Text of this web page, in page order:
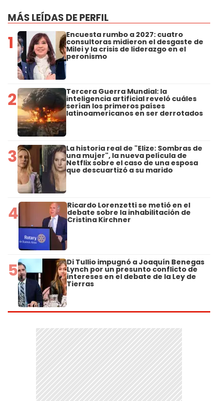
MÁS LEÍDAS DE PERFIL
1 Encuesta rumbo a 2027: cuatro
consultoras midieron el desgaste de
Milei y la crisis de liderazgo en el
peronismo
2 Tercera Guerra Mundial: la
inteligencia artificial reveló cuáles
serían los primeros países
latinoamericanos en ser derrotados
3 La historia real de "Elize: Sombras de
una mujer", la nueva película de
Netflix sobre el caso de una esposa
que descuartizó a su marido
4 Ricardo Lorenzetti se metió en el
debate sobre la inhabilitación de
Cristina Kirchner
5 Di Tullio impugnó a Joaquín Benegas
Lynch por un presunto conflicto de
intereses en el debate de la Ley de
Tierras